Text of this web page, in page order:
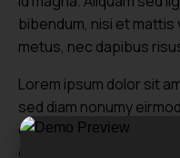
bibendum, nisi et
metus, nec dapibus
Lorem ipsum dolor sit
sed diam nonumy
dolore magna aliquyam
eos et accusam et